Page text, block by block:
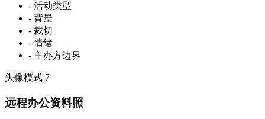
- 活动类型
- 背景
- 裁切
-情绪
- 主办方边界
头像模式 7
远程办公资料照